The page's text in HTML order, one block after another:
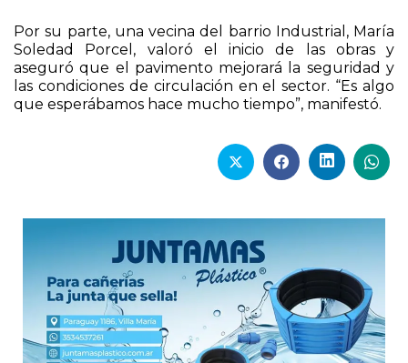
Por su parte, una vecina del barrio Industrial, María
Soledad Porcel, valoró el inicio de las obras y
aseguró que el pavimento mejorará la seguridad y
las condiciones de circulación en el sector. “Es algo
que esperábamos hace mucho tiempo”, manifestó.